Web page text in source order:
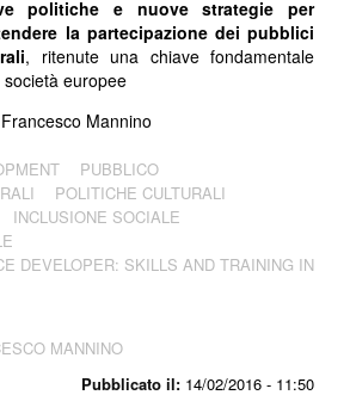
Pubblicato il: 14/02/2016 - 11:50
politiche e nuove strategie per
la partecipazione dei pubblici
, ritenute una chiave fondamentale
europee
Francesco Mannino
PUBBLICO
POLITICHE CULTURALI
INCLUSIONE SOCIALE
DEVELOPER: SKILLS AND TRAINING IN
MANNINO